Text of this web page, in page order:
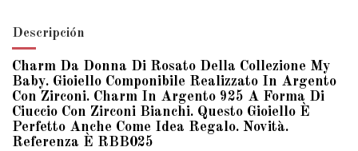
Descripción
Charm Da Donna Di Rosato Della Collezione My
Baby. Gioiello Componibile Realizzato In Argento
Con Zirconi. Charm In Argento 925 A Forma Di
Ciuccio Con Zirconi Bianchi. Questo Gioiello È
Perfetto Anche Come Idea Regalo. Novità.
Referenza È RBB025